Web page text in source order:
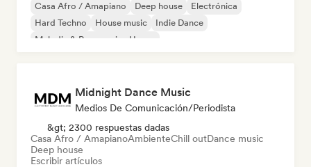
Casa Afro / Amapiano Deep house
Electrónica
Hard Techno
House music
Indie Dance
Melodic & Progressive House
Midnight Dance Music
Medios De Comunicación/Periodista
&gt; 2300 respuestas dadas
Casa Afro / AmapianoAmbienteChill outDance music
Deep house
Escribir artículos